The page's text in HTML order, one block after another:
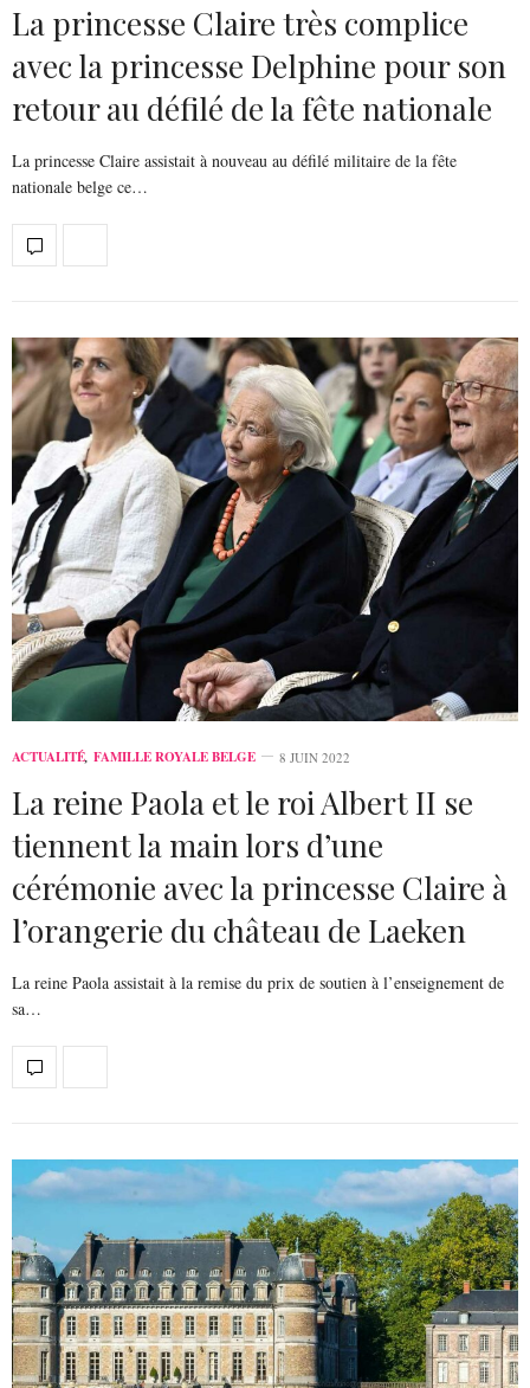
La princesse Claire très complice
avec la princesse Delphine pour son
retour au défilé de la fête nationale
La princesse Claire assistait à nouveau au défilé militaire de la fête
nationale belge ce…
ACTUALITÉ, FAMILLE ROYALE BELGE 8 JUIN 2022
La reine Paola et le roi Albert II se
tiennent la main lors d’une
cérémonie avec la princesse Claire à
l’orangerie du château de Laeken
La reine Paola assistait à la remise du prix de soutien à l’enseignement de
sa…